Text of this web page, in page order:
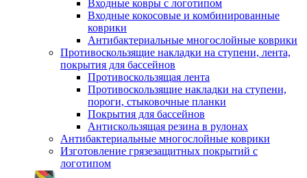
Входные ковры с логотипом
Входные кокосовые и комбинированные
коврики
Антибактериальные многослойные коврики
Противоскользящие накладки на ступени, лента,
покрытия для бассейнов
Противоскользящая лента
Противоскользящие накладки на ступени,
пороги, стыковочные планки
Покрытия для бассейнов
Антискользящая резина в рулонах
Антибактериальные многослойные коврики
Изготовление грязезащитных покрытий с
логотипом